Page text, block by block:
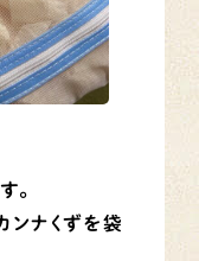
。
ンナくずを袋